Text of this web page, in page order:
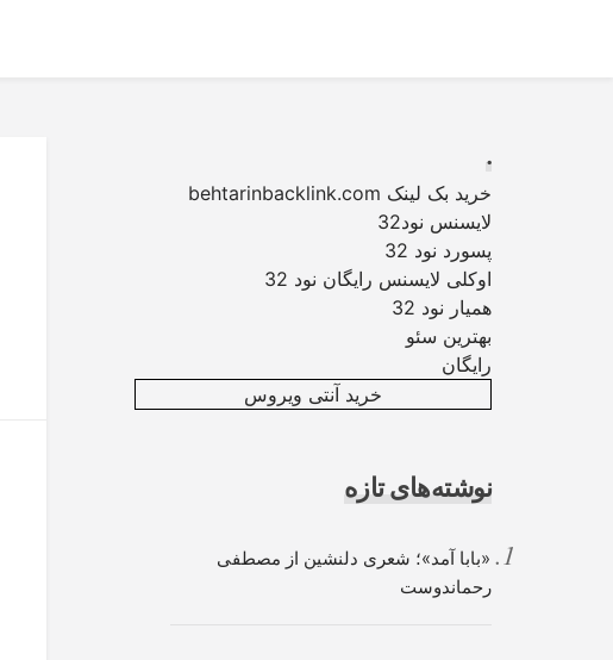
.
خرید بک لینک behtarinbacklink.com
لایسنس نود32
پسورد نود 32
اوکلی لایسنس رایگان نود 32
همیار نود 32
بهترین سئو
رایگان
خرید آنتی ویروس
نوشته‌های تازه
«بابا آمد»؛ شعری دلنشین از مصطفی
رحماندوست